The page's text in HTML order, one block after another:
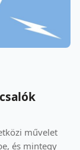
művelet
és mintegy